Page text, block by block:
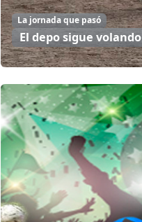
La jornada que pasó
El depo sigue volando